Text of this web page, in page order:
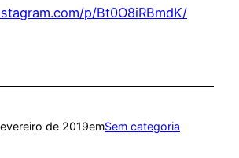
p/Bt0O8iRBmdK/
de 2019emSem categoria